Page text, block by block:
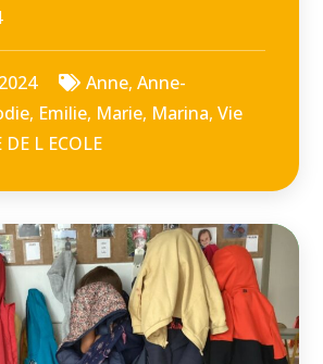
Anne,Anne-
, Emilie, Marie, Marina,Vie
DE L ECOLE